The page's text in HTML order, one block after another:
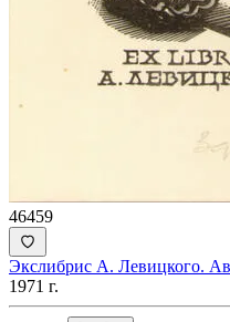
46459
Экслибрис А. Левицкого.
1971 г.